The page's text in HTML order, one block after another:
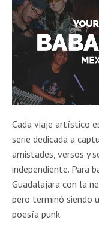
Cada viaje artístico
serie dedicada a
amistades, versos y
independiente. Para
Guadalajara con la
pero terminó siendo
poesía punk.